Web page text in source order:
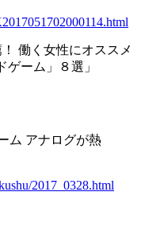
！ 働く女性にオススメ
ーム」８選」
ム アナログが熱
2017_0328.html